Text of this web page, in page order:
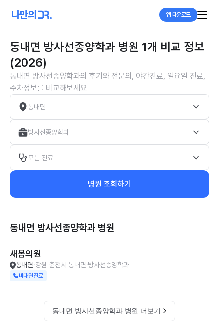
앱 다운로드
동내면 방사선종양학과 병원 1개 비교 정보
(2026)
동내면 방사선종양학과의 후기와 전문의, 야간진료, 일요일 진료,
주차정보를 비교해보세요.
동내면
방사선종양학과
모든 진료
병원 조회하기
동내면 방사선종양학과 병원
새봄의원
동내면 강원 춘천시 동내면 방사선종양학과
비대면진료
동내면 방사선종양학과 병원 더보기